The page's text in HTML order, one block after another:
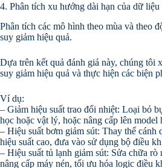
4. Phân tích xu hướng dài hạn của dữ liệu
Phân tích các mô hình theo mùa và theo
suy giảm hiệu quả.
Dựa trên kết quả đánh giá này, chúng tôi
suy giảm hiệu quả và thực hiện các biện
Ví dụ:
– Giảm hiệu suất trao đổi nhiệt: Loại bỏ
học hoặc vật lý, hoặc nâng cấp lên model
– Hiệu suất bơm giảm sút: Thay thế cánh
hiệu suất cao, đưa vào sử dụng bộ điều
– Hiệu suất tủ lạnh giảm sút: Sửa chữa rò
nâng cấp máy nén, tối ưu hóa logic điều